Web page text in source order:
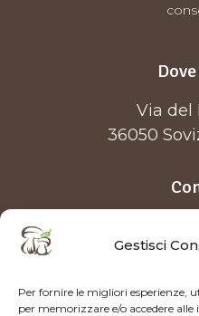
Gestisci
Per fornire le migliori esperienze,
per memorizzare e/o accedere
Via del
36050